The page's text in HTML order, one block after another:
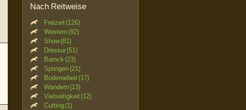
Nach Reitweise
Freizeit (126)
Western (92)
Show (81)
Dressur (51)
Barock (23)
Springen (21)
Bodenarbeit (17)
Wandern (13)
Vielseitigkeit (12)
Cutting (1)